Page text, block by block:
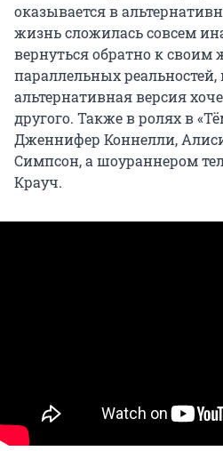
оказывается в
жизнь сложилась совсем
вернуться обратно к своим
параллельных реальностей,
альтернативная версия
другого. Также в ролях в
Дженнифер Коннелли,
Симпсон, а шоураннером
Крауч.